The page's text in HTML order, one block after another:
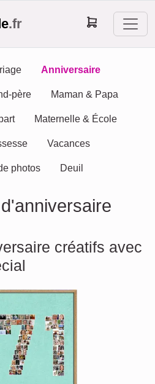
.fr
Anniversaire
père Maman & Papa
Maternelle & École
Vacances
photos Deuil
créatifs avec